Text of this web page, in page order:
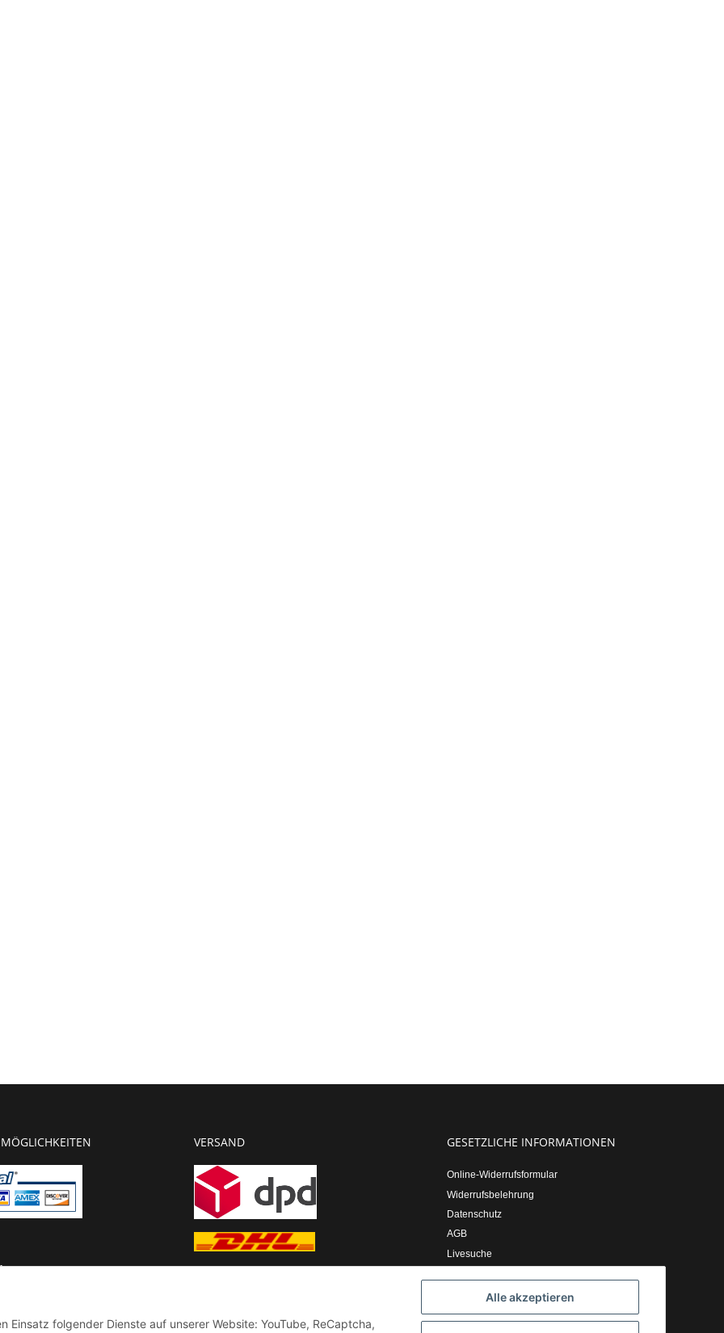
Alle akzeptieren
Einsatz folgender Dienste auf unserer Website: YouTube, ReCaptcha,
VERSAND GESETZLICHE INFORMATIONEN
Online-Widerrufsformular
Widerrufsbelehrung
Datenschutz
AGB
Livesuche
Impressum